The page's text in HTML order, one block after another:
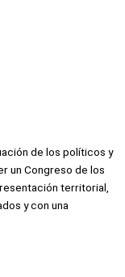
de los políticos y
un Congreso de los
territorial,
y con una